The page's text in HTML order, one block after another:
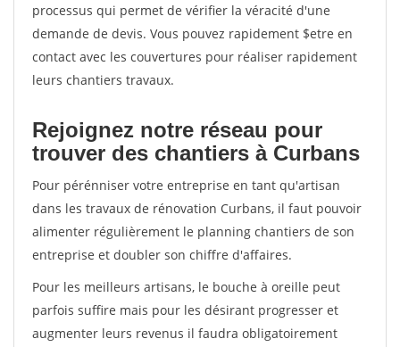
processus qui permet de vérifier la véracité d'une
demande de devis. Vous pouvez rapidement $etre en
contact avec les couvertures pour réaliser rapidement
leurs chantiers travaux.
Rejoignez notre réseau pour
trouver des chantiers à Curbans
Pour pérénniser votre entreprise en tant qu'artisan
dans les travaux de rénovation Curbans, il faut pouvoir
alimenter régulièrement le planning chantiers de son
entreprise et doubler son chiffre d'affaires.
Pour les meilleurs artisans, le bouche à oreille peut
parfois suffire mais pour les désirant progresser et
augmenter leurs revenus il faudra obligatoirement